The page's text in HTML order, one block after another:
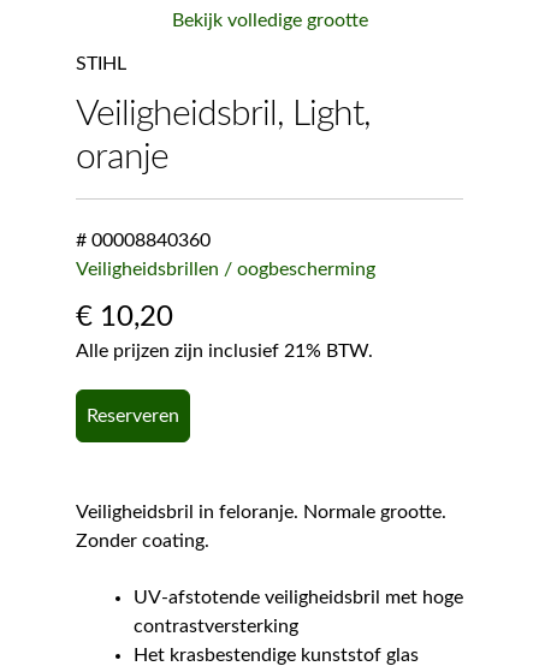
Bekijk volledige grootte
STIHL
Veiligheidsbril, Light,
oranje
# 00008840360
Veiligheidsbrillen / oogbescherming
€10,20
Alle prijzen zijn inclusief 21% BTW.
Reserveren
Veiligheidsbril in feloranje. Normale grootte.
Zonder coating.
UV-afstotende veiligheidsbril met hoge
contrastversterking
Het krasbestendige kunststof glas